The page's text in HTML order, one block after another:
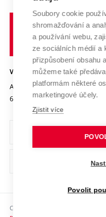
Výzkumné infrastruktury
Transfer znalostí
Open Science
Projekty
Projekty ze strukturálních
Specifický výzkum
Spolupráce se školami
Služby univerzity
Mezinárodní dohody
Univerzitní sítě
Profil univerzity
Udržitelná univerzita
Podnikavá univerzita /
Bezpečná univerzita
Vyznamenání
Organizační struktura
Ochrana osobních údajů
odkaz)
Sociální bezpečí
VYSOKÉ UČENÍ TECHNICKÉ V
Antonínská 548/1
602 00 Brno
Copyright © 2026 VUT
Soubory cookie
shromažďování a
a používání webu,
ze sociálních médií a
přizpůsobení obsahu
můžeme také
platformám některé
marketingové účely.
Zjistit více
Povolit